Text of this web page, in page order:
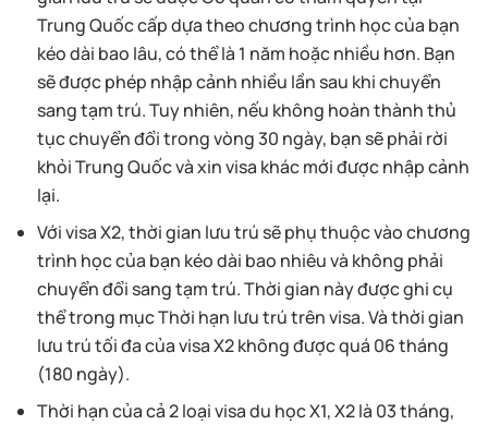
Trung Quốc cấp dựa theo chương trình học của bạn
kéo dài bao lâu, có thể là 1 năm hoặc nhiều hơn. Bạn
sẽ được phép nhập cảnh nhiều lần sau khi chuyển
sang tạm trú. Tuy nhiên, nếu không hoàn thành thủ
tục chuyển đổi trong vòng 30 ngày, bạn sẽ phải rời
khỏi Trung Quốc và xin visa khác mới được nhập cảnh
lại.
Với visa X2, thời gian lưu trú sẽ phụ thuộc vào chương
trình học của bạn kéo dài bao nhiêu và không phải
chuyển đổi sang tạm trú. Thời gian này được ghi cụ
thể trong mục Thời hạn lưu trú trên visa. Và thời gian
lưu trú tối đa của visa X2 không được quá 06 tháng
(180 ngày).
Thời hạn của cả 2 loại visa du học X1, X2 là 03 tháng,